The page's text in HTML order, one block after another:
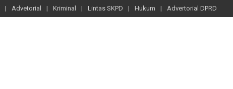
Advetorial Kriminal Lintas SKPD Hukum Advertorial DPRD